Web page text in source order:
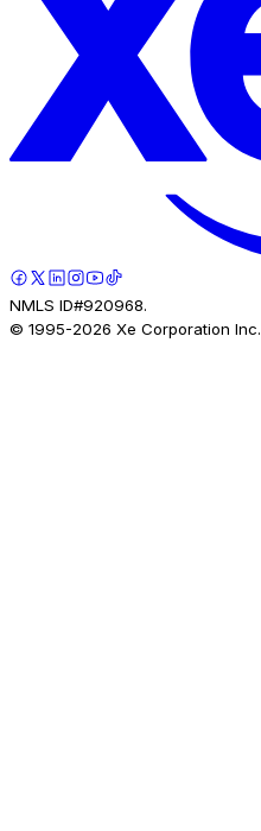
NMLS ID#920968.
© 1995-2026 Xe Corporation Inc.